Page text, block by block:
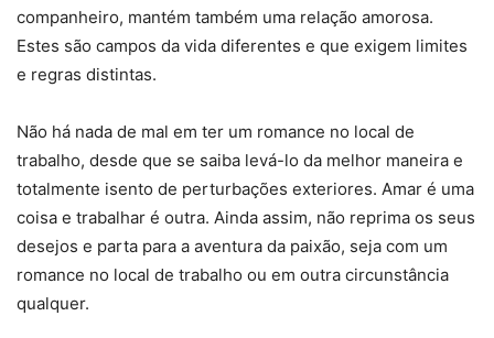
companheiro, mantém também uma relação amorosa.
Estes são campos da vida diferentes e que exigem limites
e regras distintas.
Não há nada de mal em ter um romance no local de
trabalho, desde que se saiba levá-lo da melhor maneira e
totalmente isento de perturbações exteriores. Amar é uma
coisa e trabalhar é outra. Ainda assim, não reprima os seus
desejos e parta para a aventura da paixão, seja com um
romance no local de trabalho ou em outra circunstância
qualquer.